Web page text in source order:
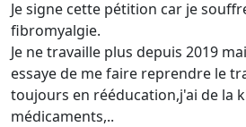
Je signe cette pétition car je
fibromyalgie.
Je ne travaille plus depuis 2019
essaye de me faire reprendre le
toujours en rééducation,j'ai de la
médicaments,..